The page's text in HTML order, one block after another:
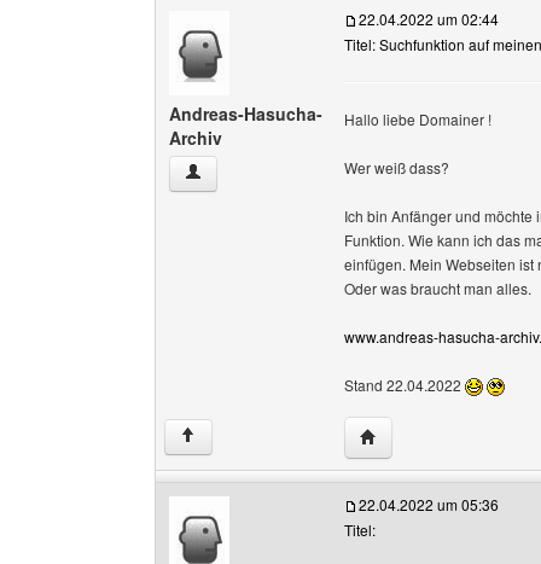
Andreas-Hasucha-
Archiv
Andreas-Hasucha-Archiv Benutzer-Profile
22.04.2022 um 02:44
Titel: Suchfunktion auf
Hallo liebe Domainer !
Wer weiß dass?
Ich bin Anfänger und
Funktion. Wie kann ich das
einfügen. Mein Webseiten ist
Oder was braucht man alles.
www.andreas-hasucha-
Stand 22.04.2022
↑ Website dieses
22.04.2022 um 05:36
Titel: